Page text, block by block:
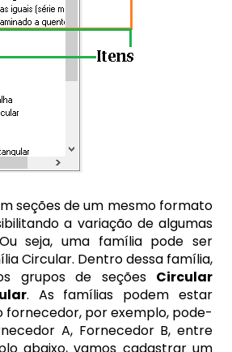
seções de um mesmo formato
a variação de algumas
seja, uma família pode ser
Circular. Dentro dessa família,
grupos de seções Circular
. As famílias podem estar
fornecedor, por exemplo, pode-
A, Fornecedor B, entre
abaixo, vamos cadastrar um